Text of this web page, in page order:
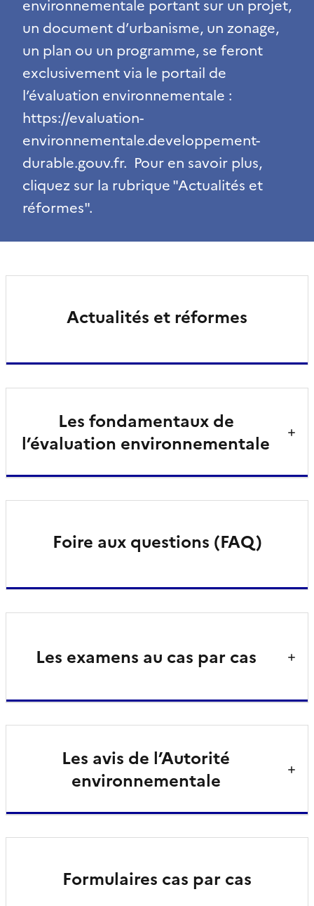
environnementale portant sur un projet,
un document d’urbanisme, un zonage,
un plan ou un programme, se feront
exclusivement via le portail de
l’évaluation environnementale :
https://evaluation-
environnementale.developpement-
durable.gouv.fr. Pour en savoir plus,
cliquez sur la rubrique "Actualités et
réformes".
Actualités et réformes
Les fondamentaux de
l’évaluation environnementale
Foire aux questions (FAQ)
Les examens au cas par cas
Les avis de l’Autorité
environnementale
Formulaires cas par cas